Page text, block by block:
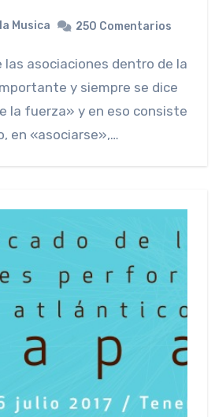
Musica 250 Comentarios
y siempre se dice
la fuerza» y en eso consiste
en «asociarse»,…